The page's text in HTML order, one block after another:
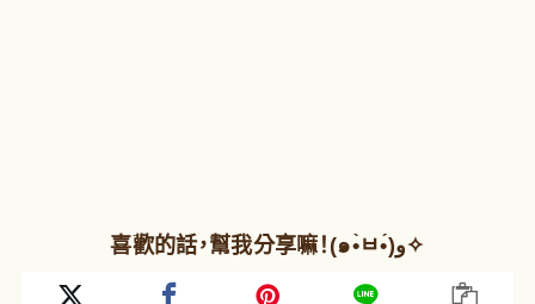
喜歡的話，幫我分享嘛！(๑•̀ㅂ•́)و✧